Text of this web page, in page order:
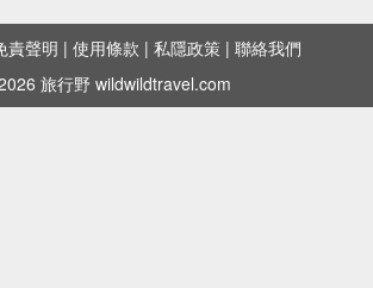
責聲明 | 使用條款 | 私隱政策 | 聯絡我們
旅行野 wildwildtravel.com